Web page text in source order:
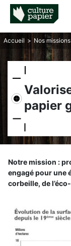
Accueil > Nos missions
papier
Notre mission :
engagé pour une
corbeille, de